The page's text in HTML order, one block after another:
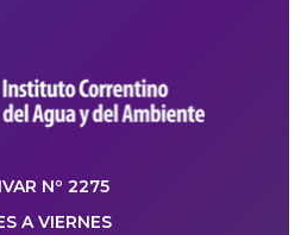
Nº 2275
A VIERNES